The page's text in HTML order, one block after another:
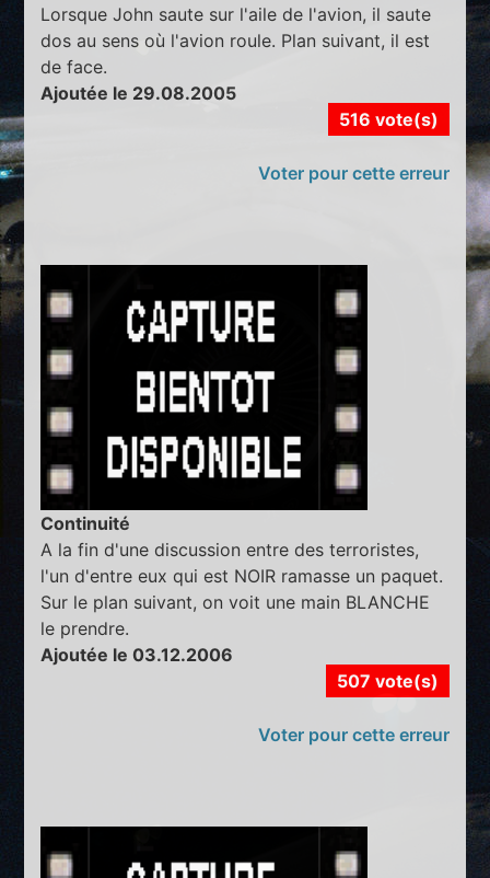
Lorsque John saute sur l'aile de l'avion, il saute
dos au sens où l'avion roule. Plan suivant, il est
de face.
Ajoutée le 29.08.2005
516 vote(s)
Voter pour cette erreur
Continuité
A la fin d'une discussion entre des terroristes,
l'un d'entre eux qui est NOIR ramasse un paquet.
Sur le plan suivant, on voit une main BLANCHE
le prendre.
Ajoutée le 03.12.2006
507 vote(s)
Voter pour cette erreur